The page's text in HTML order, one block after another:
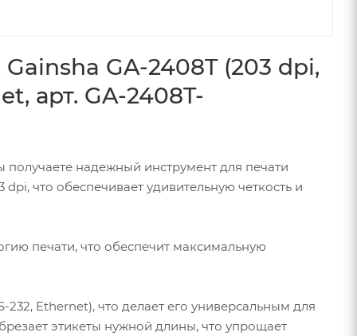
GA-2408T (203 dpi,
арт. GA-2408T-
надежный инструмент для печати
что обеспечивает удивительную четкость и
печати, что обеспечит максимальную
Ethernet), что делает его универсальным для
этикеты нужной длины, что упрощает